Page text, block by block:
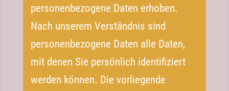
personenbezogene Daten erhoben.
Nach unserem Verständnis sind
personenbezogene Daten alle Daten,
mit denen Sie persönlich identifiziert
werden können. Die vorliegende